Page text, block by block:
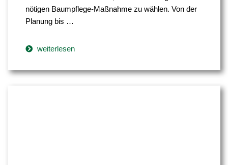
nötigen Baumpflege-Maßnahme zu wählen. Von der
Planung bis …
weiterlesen